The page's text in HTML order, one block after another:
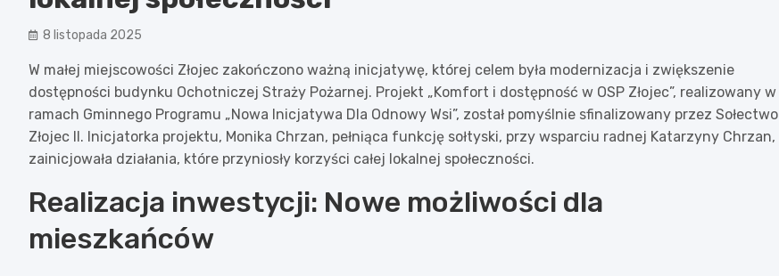
8 listopada 2025
W małej miejscowości Złojec zakończono ważną inicjatywę, której celem była modernizacja i zwiększenie
dostępności budynku Ochotniczej Straży Pożarnej. Projekt „Komfort i dostępność w OSP Złojec”, realizowany w
ramach Gminnego Programu „Nowa Inicjatywa Dla Odnowy Wsi”, został pomyślnie sfinalizowany przez Sołectwo
Złojec II. Inicjatorka projektu, Monika Chrzan, pełniąca funkcję sołtyski, przy wsparciu radnej Katarzyny Chrzan,
zainicjowała działania, które przyniosły korzyści całej lokalnej społeczności.
Realizacja inwestycji: Nowe możliwości dla
mieszkańców